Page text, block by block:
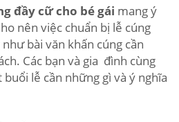
đầy cữ cho bé gái mang ý
nên việc chuẩn bị lễ cúng
bài văn khấn cúng cần
Các bạn và gia đình cùng
lễ cần những gì và ý nghĩa